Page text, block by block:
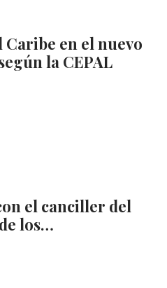
en el nuevo
la CEPAL
el canciller del
los…